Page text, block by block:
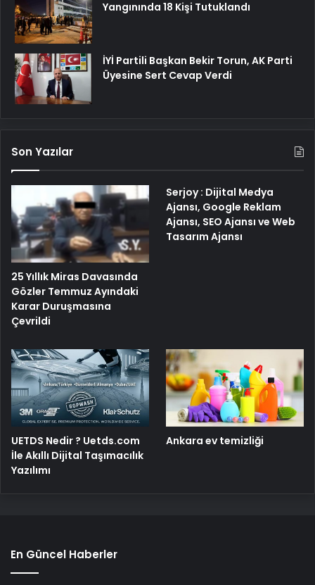
Yangınında 18 Kişi Tutuklandı
İYİ Partili Başkan Bekir Torun, AK Parti
Üyesine Sert Cevap Verdi
Son Yazılar
25 Yıllık Miras Davasında
Gözler Temmuz Ayındaki
Karar Duruşmasına
Çevrildi
Serjoy : Dijital Medya
Ajansı, Google Reklam
Ajansı, SEO Ajansı ve Web
Tasarım Ajansı
UETDS Nedir ? Uetds.com
İle Akıllı Dijital Taşımacılık
Yazılımı
Ankara ev temizliği
En Güncel Haberler